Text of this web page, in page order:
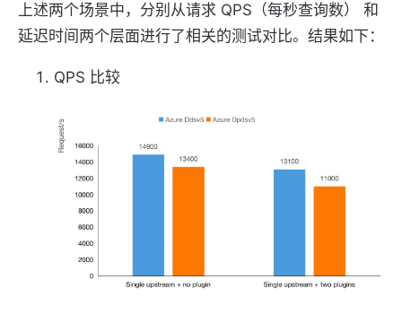
上述两个场景中，分别从请求 QPS（每秒查询数） 和
延迟时间两个层面进行了相关的测试对比。结果如下：
QPS 比较